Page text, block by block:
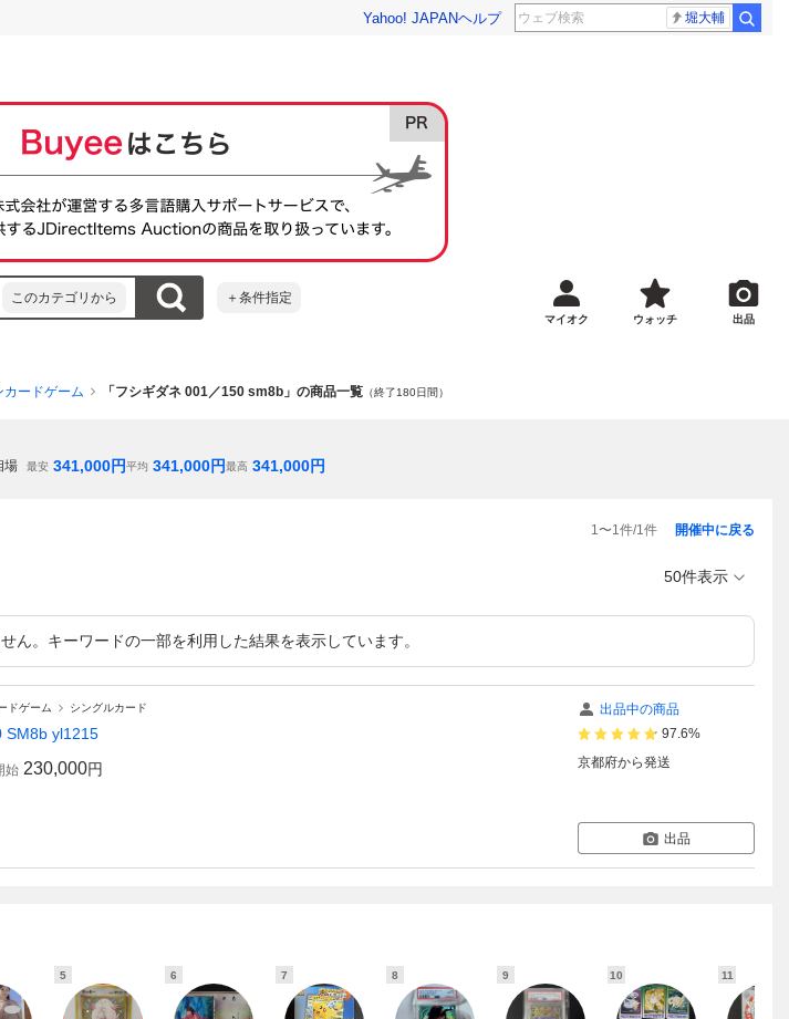
Yahoo! JAPANヘルプ 堀大輔
このカテゴリから ＋条件指定
マイオク ウォッチ 出品
カードゲーム 「フシギダネ 001／150 sm8b」の商品一覧 （終了180日間）
場 最安 341,000円平均 341,000円最高 341,000円
1〜1件/1件 開催中に戻る
50件表示
ん。キーワードの一部を利用した結果を表示しています。
ドゲーム シングルカード
yl1215
始 230,000円
出品中の商品
97.6%
京都府から発送
出品
5 6 7 8 9 10 11